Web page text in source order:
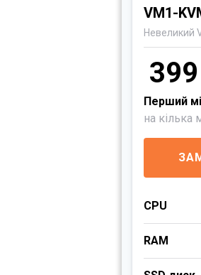
VM1-
Невеликий
399
Перший
на кілька
CPU
RAM